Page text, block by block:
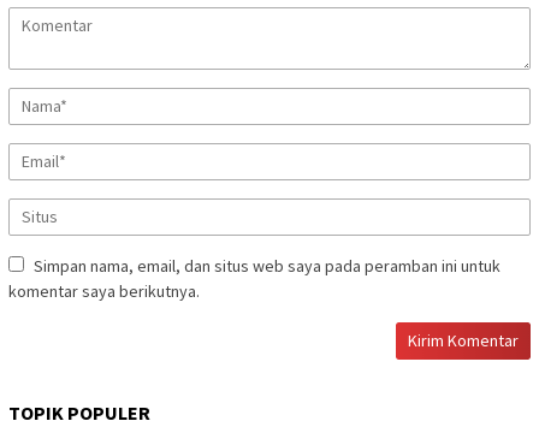
Simpan nama, email, dan situs web saya pada peramban ini untuk
komentar saya berikutnya.
TOPIK POPULER